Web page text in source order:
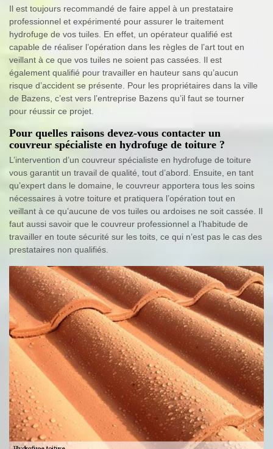
Il est toujours recommandé de faire appel à un prestataire
professionnel et expérimenté pour assurer le traitement
hydrofuge de vos tuiles. En effet, un opérateur qualifié est
capable de réaliser l’opération dans les règles de l’art tout en
veillant à ce que vos tuiles ne soient pas cassées. Il est
également qualifié pour travailler en hauteur sans qu’aucun
risque d’accident se présente. Pour les propriétaires dans la ville
de Bazens, c’est vers l’entreprise Bazens qu’il faut se tourner
pour réussir ce projet.
Pour quelles raisons devez-vous contacter un
couvreur spécialiste en hydrofuge de toiture ?
L’intervention d’un couvreur spécialiste en hydrofuge de toiture
vous garantit un travail de qualité, tout d’abord. Ensuite, en tant
qu’expert dans le domaine, le couvreur apportera tous les soins
nécessaires à votre toiture et pratiquera l’opération tout en
veillant à ce qu’aucune de vos tuiles ou ardoises ne soit cassée. Il
faut aussi savoir que le couvreur professionnel a l’habitude de
travailler en toute sécurité sur les toits, ce qui n’est pas le cas des
prestataires non qualifiés.